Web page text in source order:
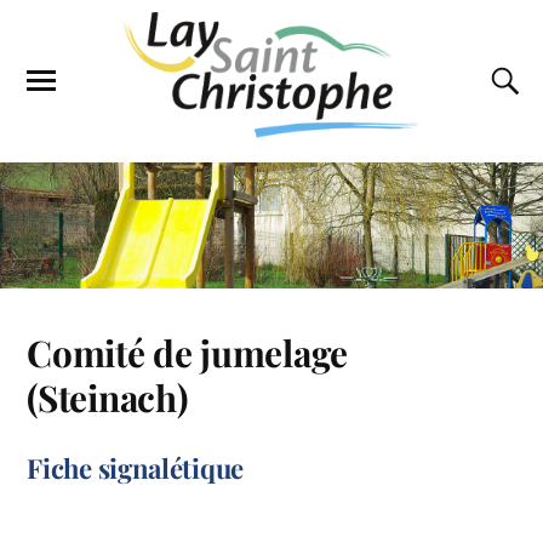
Comité de jumelage
(Steinach)
Fiche signalétique